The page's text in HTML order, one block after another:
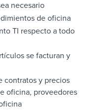
necesario
de oficina
TI respecto a todo
se facturan y
contratos y precios
oficina, proveedores